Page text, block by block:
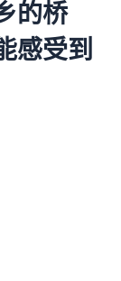
的桥
感受到